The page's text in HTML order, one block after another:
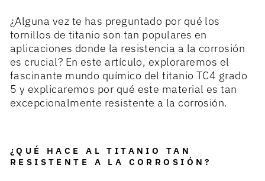
¿Alguna vez te has preguntado por qué los
tornillos de titanio son tan populares en
aplicaciones donde la resistencia a la corrosión
es crucial? En este artículo, exploraremos el
fascinante mundo químico del titanio TC4 grado
5 y explicaremos por qué este material es tan
excepcionalmente resistente a la corrosión.
¿QUÉ HACE AL TITANIO TAN
RESISTENTE A LA CORROSIÓN?